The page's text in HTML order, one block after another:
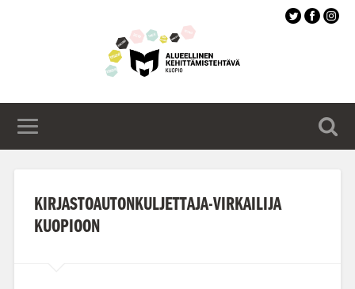
KIRJASTOAUTONKULJETTAJA-VIRKAILIJA
KUOPIOON